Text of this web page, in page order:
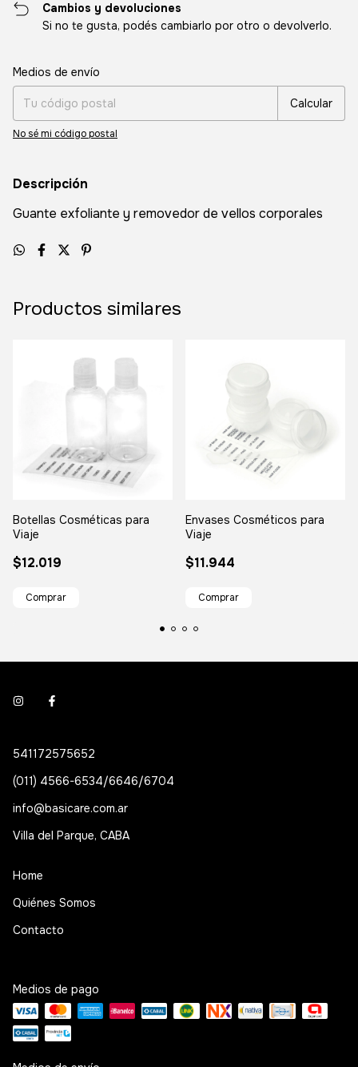
Cambios y devoluciones
Si no te gusta, podés cambiarlo por otro o devolverlo.
Entregas para el CP:
Medios de envío
Calcular
No sé mi código postal
Descripción
Guante exfoliante y removedor de vellos corporales
Productos similares
Botellas Cosméticas para
Viaje
$12.019
Envases Cosméticos para
Viaje
$11.944
541172575652
(011) 4566-6534/6646/6704
info@basicare.com.ar
Villa del Parque, CABA
Home
Quiénes Somos
Contacto
Medios de pago